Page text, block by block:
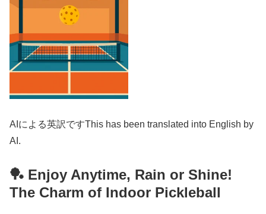
AIによる英訳ですThis has been translated into English by
AI.
🏓 Enjoy Anytime, Rain or Shine!
The Charm of Indoor Pickleball